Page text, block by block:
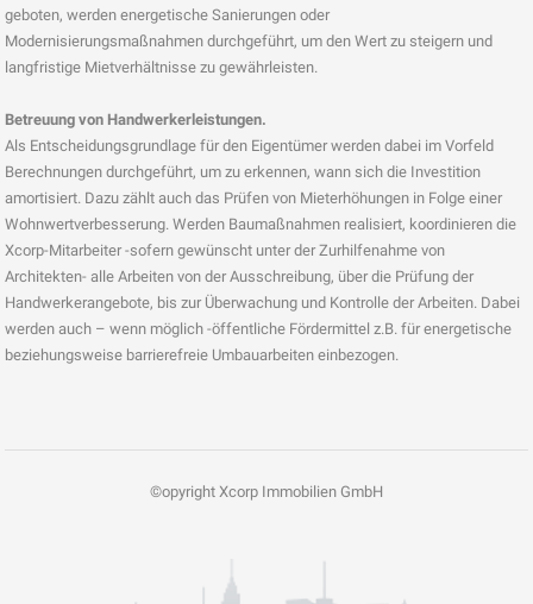
geboten, werden energetische Sanierungen oder
Modernisierungsmaßnahmen durchgeführt, um den Wert zu steigern und
langfristige Mietverhältnisse zu gewährleisten.
Betreuung von Handwerkerleistungen.
Als Entscheidungsgrundlage für den Eigentümer werden dabei im Vorfeld
Berechnungen durchgeführt, um zu erkennen, wann sich die Investition
amortisiert. Dazu zählt auch das Prüfen von Mieterhöhungen in Folge einer
Wohnwertverbesserung. Werden Baumaßnahmen realisiert, koordinieren die
Xcorp-Mitarbeiter -sofern gewünscht unter der Zurhilfenahme von
Architekten- alle Arbeiten von der Ausschreibung, über die Prüfung der
Handwerkerangebote, bis zur Überwachung und Kontrolle der Arbeiten. Dabei
werden auch – wenn möglich -öffentliche Fördermittel z.B. für energetische
beziehungsweise barrierefreie Umbauarbeiten einbezogen.
©opyright Xcorp Immobilien GmbH